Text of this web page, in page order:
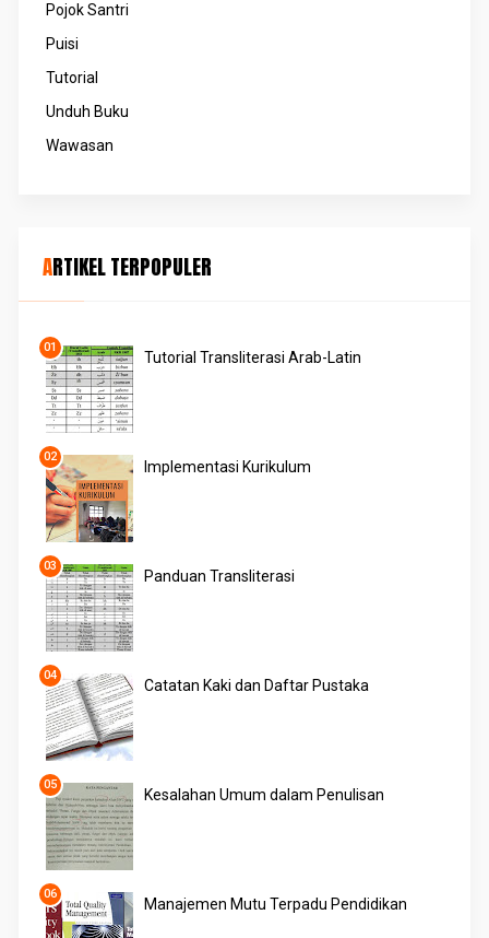
Pojok Santri
Puisi
Tutorial
Unduh Buku
Wawasan
ARTIKEL TERPOPULER
Tutorial Transliterasi Arab-Latin
Implementasi Kurikulum
Panduan Transliterasi
Catatan Kaki dan Daftar Pustaka
Kesalahan Umum dalam Penulisan
Manajemen Mutu Terpadu Pendidikan